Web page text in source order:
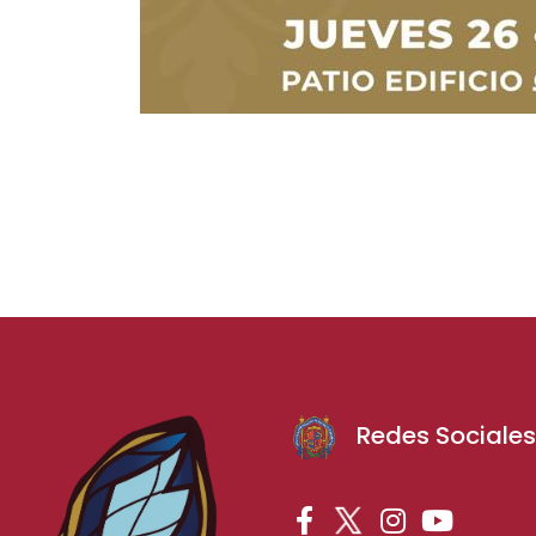
Redes Sociales